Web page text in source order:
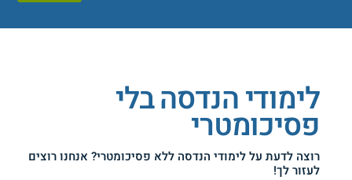
לימודי הנדסה בלי
פסיכומטרי
רוצה לדעת עללימודי הנדסה ללא פסיכומטרי? אנחנו רוצים
לעזור לך!